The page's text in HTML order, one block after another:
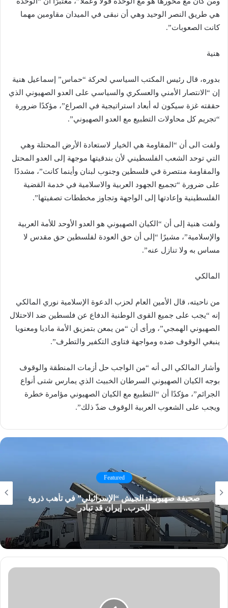
هي طريق النصر الوحيد وهي أن نبقى في الميدان مقاومين مهما
كانت الصعوبات”.
هنية
بدوره، قال رئيس المكتب السياسي لحركة “حماس” إسماعيل هنية
إن “الانتصار الأمني والعسكري والسياسي على العدو الصهيوني الذي
حققته غزة سيكون له أبعاد استراتيجية في الصراع”، مؤكدًا ضرورة
“تجريم كل محاولات التطبيع مع العدو الصهيوني”.
ولفت الى أن “المقاومة هي الخيار لاستعادة الأرض المحتلة وهي
التي توحد الشعب الفلسطيني لأن بندقيتها موجهة إلى العدو المحتل
والمقاومة منتصرة في فلسطين وجنوب لبنان وأينما كانت”، مشددًا
على ضرورة “تجميع الجهود العربية والاسلامية في خدمة القضية
الفلسطينية وإعادتها إلى الواجهة وتجاوز مخططات تصفيتها”.
ولفت هنية إلى أن “الكيان الصهيوني هو العدو الأوحد للأمة العربية
والإسلامية”، مشيرًا “إلى أن حق العودة لفلسطين حق مقدس لا
مساس به ولا تنازل عنه”.
المالكي
من ناحيته، قال الأمين العام لحزب الدعوة الإسلامية نوري المالكي
إنه “يجب على جميع القوى الوطنية الدفاع عن فلسطين ضد الاحتلال
الصهيوني الهمجي”، ورأى أن “من يمعن بتمزيق الأمة ماديا ومعنويا
ينبغي الوقوف ضده ومواجهة فتاوى التكفير والتطرف”.
وأشار المالكي الى أنه “من الواجب حل أزمات المنطقة والوقوف
بوجه الكيان الصهيوني السرطان الخبيث الذي يمارس شتى أنواع
الجرائم”، مؤكدًا أن “التطبيع مع الكيان الصهيوني مؤامرة خطرة
ويجب على الشعوب العربية الوقوف ضدّ ذلك”.
Featured
صحيفة صهيونية: الجيش “الإسرائيلي” في تأهب ذروة
للحرب.. إيران قد تبادر